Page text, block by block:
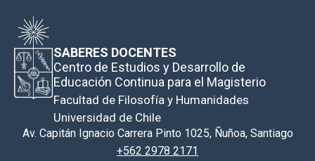
SABERES DOCENTES
Centro de Estudios y Desarrollo de
Educación Continua para el Magisterio
Facultad de Filosofía y Humanidades
Universidad de Chile
Av. Capitán Ignacio Carrera Pinto 1025, Ñuñoa, Santiago
+562 2978 2171